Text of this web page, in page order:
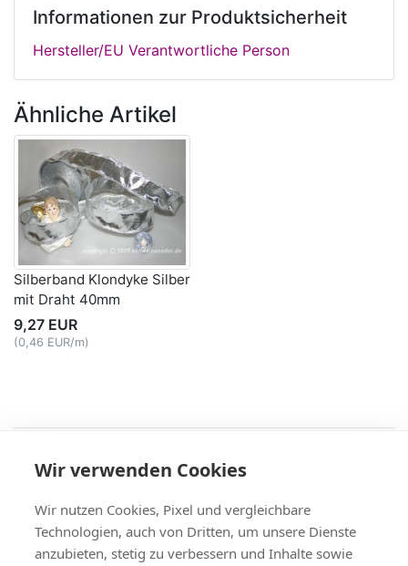
Informationen zur Produktsicherheit
Hersteller/EU Verantwortliche Person
Ähnliche Artikel
Silberband Klondyke Silber
mit Draht 40mm
9,27 EUR
(0,46 EUR/m)
AGB
| Widerruf & -formular | Datenschutz
Versand & Zahlung,Kontakt,Fax-Bestellschein
+49 (0)8704/9281-95, Fax: -96
Wir verwenden Cookies
Wir nutzen Cookies, Pixel und vergleichbare
Technologien, auch von Dritten, um unsere Dienste
anzubieten, stetig zu verbessern und Inhalte sowie